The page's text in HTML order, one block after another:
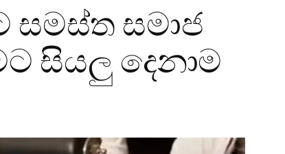
සමස්ත සමාජ
සියලු දෙනාම